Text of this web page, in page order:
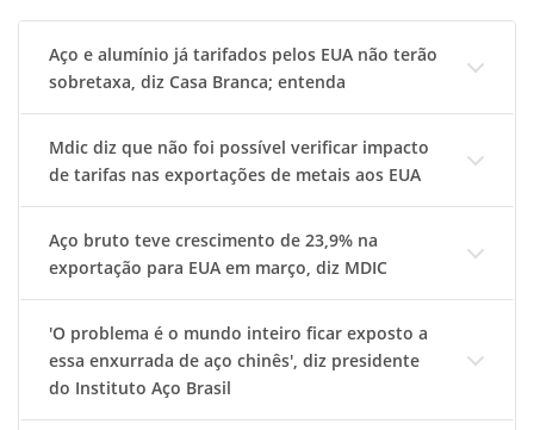
Aço e alumínio já tarifados pelos EUA não terão
sobretaxa, diz Casa Branca; entenda
Mdic diz que não foi possível verificar impacto
de tarifas nas exportações de metais aos EUA
Aço bruto teve crescimento de 23,9% na
exportação para EUA em março, diz MDIC
'O problema é o mundo inteiro ficar exposto a
essa enxurrada de aço chinês', diz presidente
do Instituto Aço Brasil